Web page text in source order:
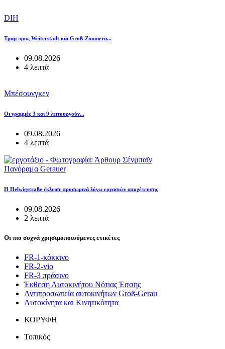
DIH
Τραμ προς Weiterstadt και Groß-Zimmern...
09.08.2026
4 λεπτά
Μπέσουνγκεν
Οι γραμμές 3 και 9 λειτουργούν...
09.08.2026
4 λεπτά
Πανόραμα Gerauer
Η Helwigstraße έκλεισε προσωρινά λόγω εργασιών αποχέτευσης
09.08.2026
2 λεπτά
Οι πιο συχνά χρησιμοποιούμενες ετικέτες
FR-1-κόκκινο
FR-2-vio
FR-3 πράσινο
Έκθεση Αυτοκινήτου Νότιας Έσσης
Αντιπροσωπεία αυτοκινήτων Groß-Gerau
Αυτοκίνητα και Κινητικότητα
ΚΟΡΥΦΗ
Τοπικός